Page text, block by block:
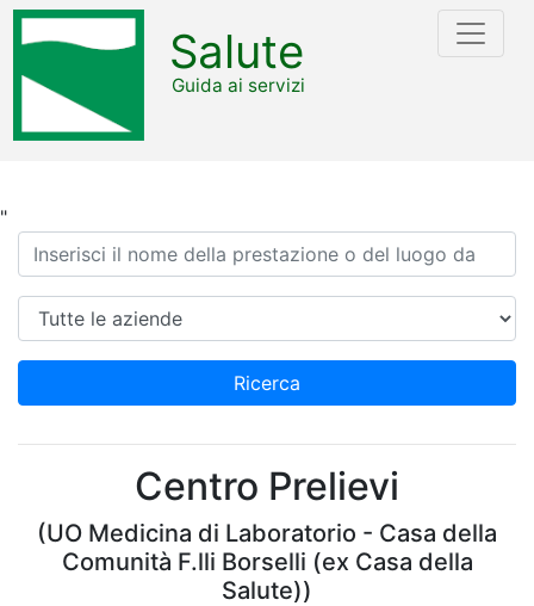
"
Salute
Guida ai servizi
Ricerca
Azienda
Ricerca
Centro Prelievi
(UO Medicina di Laboratorio - Casa della
Comunità F.lli Borselli (ex Casa della
Salute))